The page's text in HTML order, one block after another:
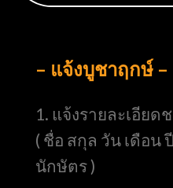
– แจ้งบูชาฤกษ์ –
1. แจ้งรายละเอียด
( ชื่อ สกุล วัน เดือน
นักษัตร )